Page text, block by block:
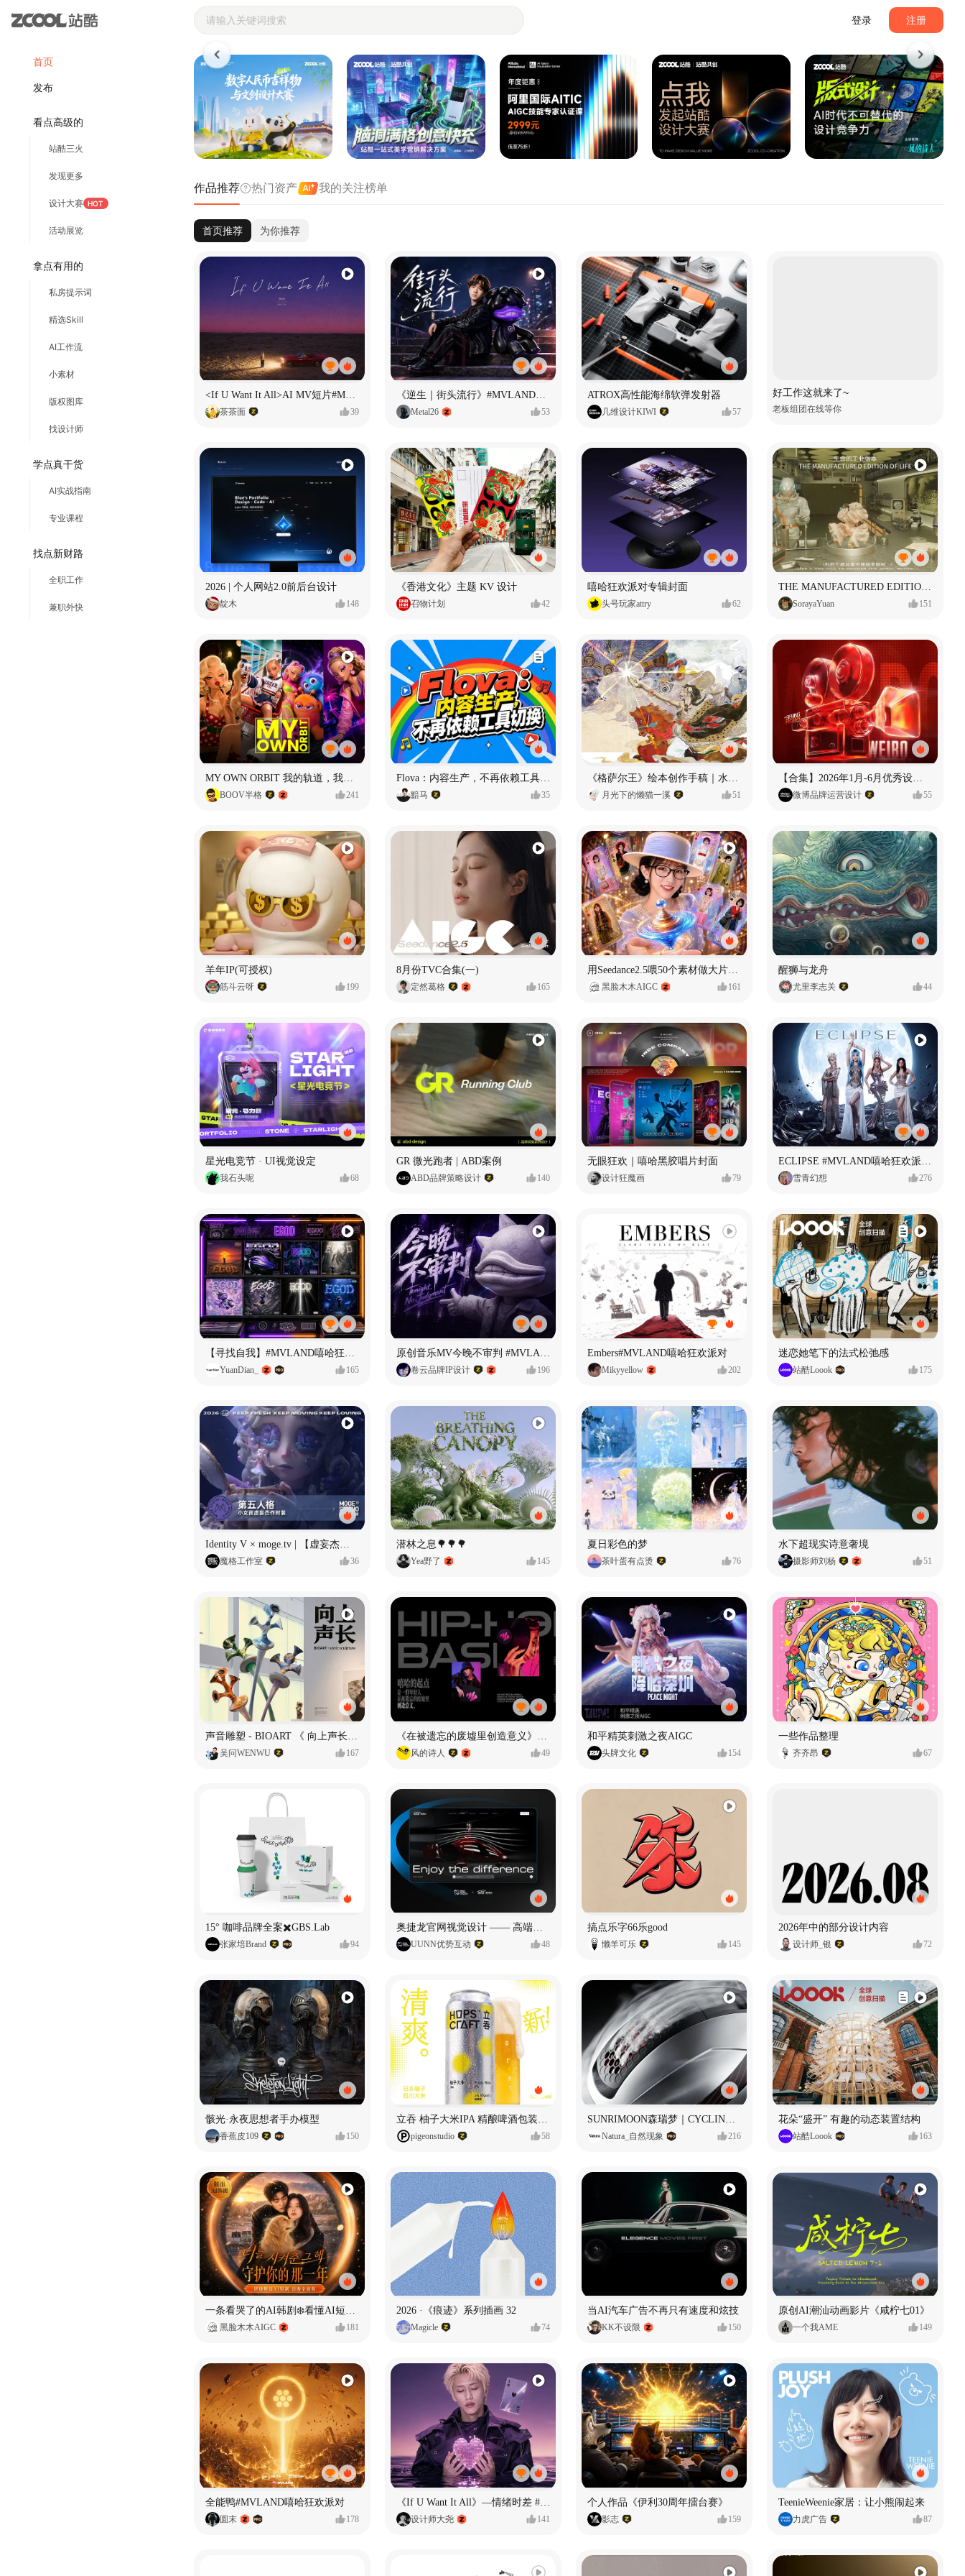
首页
发布
看点高级的
站酷三火
发现更多
设计大赛 HOT
活动展览
拿点有用的
私房提示词
精选Skill
AI工作流
小素材
版权图库
找设计师
学点真干货
AI实战指南
专业课程
找点新财路
全职工作
兼职外快
登录 注册
站酷ZCOOL - 设计师们都在站酷
作品推荐 热门资产 我的关注榜单
首页推荐 为你推荐
<If U Want It All>AI MV短片#MVLAND嘻哈狂欢派对
茶茶面 39
《逆生｜街头流行》#MVLAND嘻哈狂欢派对
Metal26 53
ATROX高性能海绵软弹发射器
几维设计KIWI 57
好工作这就来了~
老板组团在线等你
2026 | 个人网站2.0前后台设计
靛木 148
《香港文化》主题 KV 设计
召物计划 42
嘻哈狂欢派对专辑封面
头号玩家attry 62 SorayaYuan 151
MY OWN ORBIT 我的轨道，我的定义#MVLAND嘻哈狂欢派对
BOOV半格 241
Flova：内容生产，不再依赖工具切换
黯马 35
《格萨尔王》绘本创作手稿｜水彩墨韵下的史诗回响
月光下的懒猫一溪 51
【合集】2026年1月-6月优秀设计作品（上）
微博品牌运营设计 55
羊年IP(可授权)
筋斗云呀 199
8月份TVC合集(一)
定然葛格 165 黑脸木木AIGC 161
醒狮与龙舟
尤里李志关 44
星光电竞节 · UI视觉设定
我石头呢 68
GR 微光跑者 | ABD案例
ABD品牌策略设计 140
无眼狂欢｜嘻哈黑胶唱片封面
设计狂魔画 79
ECLIPSE #MVLAND嘻哈狂欢派对 女团MV
雪青幻想 276
YuanDian_ 165 卷云品牌IP设计 196
Embers#MVLAND嘻哈狂欢派对
Mikyyellow 202
迷恋她笔下的法式松弛感
站酷Loook 175
Identity V × moge.tv | 【虚妄杰作时装】“小女孩”
魔格工作室 36
潜林之息🌳🌳🌳
Yea野了 145
夏日彩色的梦
茶叶蛋有点烫 76
水下超现实诗意奢境
摄影师刘杨 51
吴问WENWU 167 风的诗人 49
和平精英刺激之夜AIGC
头牌文化 154
一些作品整理
齐齐昂 67
15° 咖啡品牌全案✖️GBS.Lab
张家培Brand 94
奥捷龙官网视觉设计 —— 高端网站建设
UUNN优势互动 48
搞点乐字66乐good
懒羊可乐 145
2026年中的部分设计内容
设计师_银 72
骸光·永夜思想者手办模型
香蕉皮109 150 pigeonstudio 58 Natura_自然现象 216
花朵“盛开” 有趣的动态装置结构
站酷Loook 163
一条看哭了的AI韩剧❄️看懂AI短剧出海全流程
黑脸木木AIGC 181
2026 ·《痕迹》系列插画 32
Magicle 74
当AI汽车广告不再只有速度和炫技
KK不设限 150
原创AI潮汕动画影片《咸柠七01》
一个我AME 149
全能鸭#MVLAND嘻哈狂欢派对
圆末 178 设计师大尧 141
个人作品《伊利30周年擂台赛》
影志 159
TeenieWeenie家居：让小熊闹起来
力虎广告 87